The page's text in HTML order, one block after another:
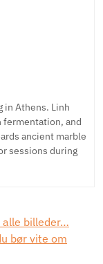
in Athens. Linh
fermentation, and
ancient marble
sessions during
alle billeder…
bør vite om